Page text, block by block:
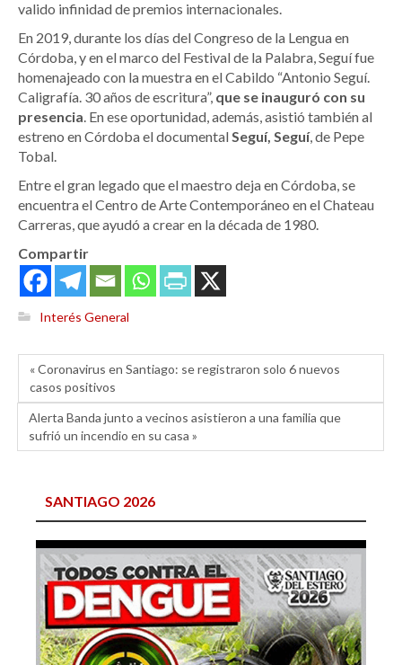
valido infinidad de premios internacionales.
En 2019, durante los días del Congreso de la Lengua en
Córdoba, y en el marco del Festival de la Palabra, Seguí fue
homenajeado con la muestra en el Cabildo “Antonio Seguí.
Caligrafía. 30 años de escritura”, que se inauguró con su
presencia . En ese oportunidad, además, asistió también al
estreno en Córdoba el documental Seguí, Seguí, de Pepe
Tobal.
Entre el gran legado que el maestro deja en Córdoba, se
encuentra el Centro de Arte Contemporáneo en el Chateau
Carreras, que ayudó a crear en la década de 1980.
Compartir
Interés General
« Coronavirus en Santiago: se registraron solo 6 nuevos
casos positivos
Alerta Banda junto a vecinos asistieron a una familia que
sufrió un incendio en su casa »
SANTIAGO 2026